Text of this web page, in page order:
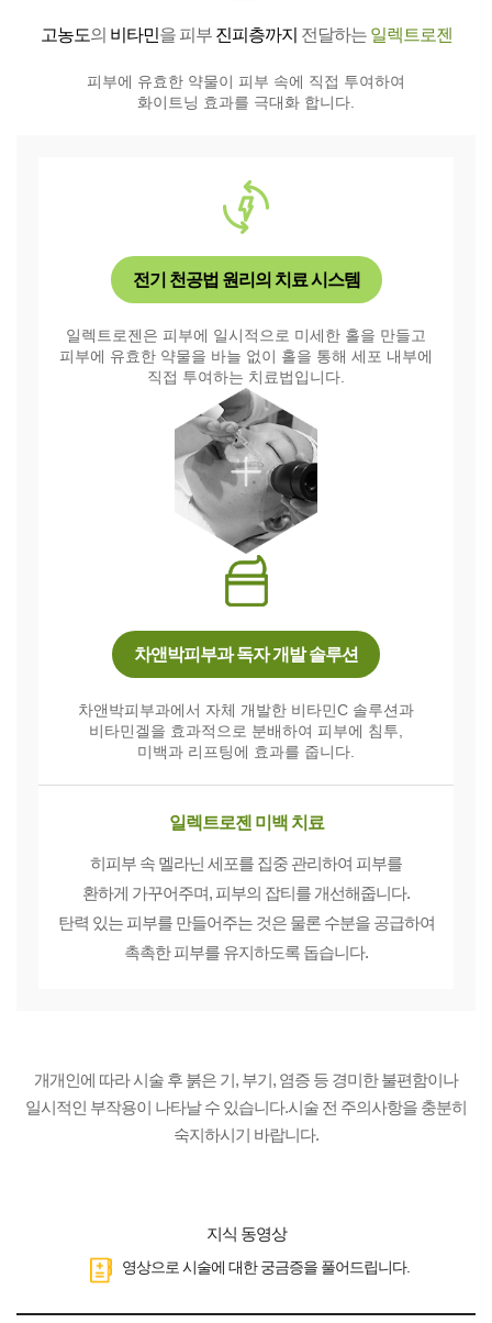
고농도의 비타민을 피부 진피층까지 전달하는 일렉트로젠
피부에 유효한 약물이 피부 속에 직접 투여하여
화이트닝 효과를 극대화 합니다.
전기 천공법 원리의 치료 시스템
일렉트로젠은 피부에 일시적으로 미세한 홀을 만들고
피부에 유효한 약물을 바늘 없이 홀을 통해 세포 내부에
직접 투여하는 치료법입니다.
차앤박피부과 독자 개발 솔루션
차앤박피부과에서 자체 개발한 비타민C 솔루션과
비타민겔을 효과적으로 분배하여 피부에 침투,
미백과 리프팅에 효과를 줍니다.
일렉트로젠 미백 치료
히피부 속 멜라닌 세포를 집중 관리하여 피부를
환하게 가꾸어주며, 피부의 잡티를 개선해줍니다.
탄력 있는 피부를 만들어주는 것은 물론 수분을 공급하여
촉촉한 피부를 유지하도록 돕습니다.
개개인에 따라 시술 후 붉은 기, 부기, 염증 등 경미한 불편함이나
일시적인 부작용이 나타날 수 있습니다.시술 전 주의사항을 충분히
숙지하시기 바랍니다.
지식 동영상
영상으로 시술에 대한 궁금증을 풀어드립니다.